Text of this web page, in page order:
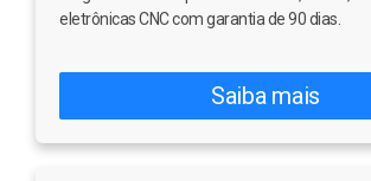
eletrônicas CNC com garantia de 90 dias.
Saiba mais